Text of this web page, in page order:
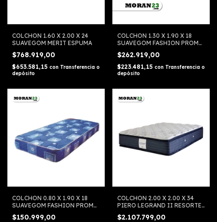
COLCHON 1.60 X 2.00 X 24
SUAVEGOM MERIT ESPUMA
$768.919,00
$653.581,15 con Transferencia o
depósito
COLCHON 1.30 X 1.90 X 18
SUAVEGOM FASHION PROMO
ESPUMA
$262.919,00
$223.481,15 con Transferencia o
depósito
COLCHON 0.80 X 1.90 X 18
SUAVEGOM FASHION PROMO
$150.999,00
COLCHON 2.00 X 2.00 X 34
PIERO LEGRAND II RESORTE
$2.107.799,00